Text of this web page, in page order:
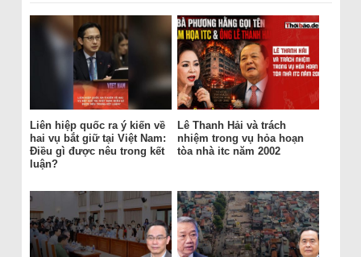
Liên hiệp quốc ra ý kiến về
hai vụ bắt giữ tại Việt Nam:
Điều gì được nêu trong kết
luận?
Lê Thanh Hải và trách
nhiệm trong vụ hỏa hoạn
tòa nhà itc năm 2002